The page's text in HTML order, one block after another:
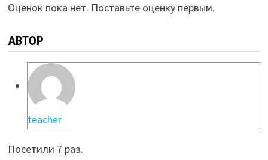
Оценок пока нет. Поставьте оценку первым.
АВТОР
teacher
Посетили 7 раз.